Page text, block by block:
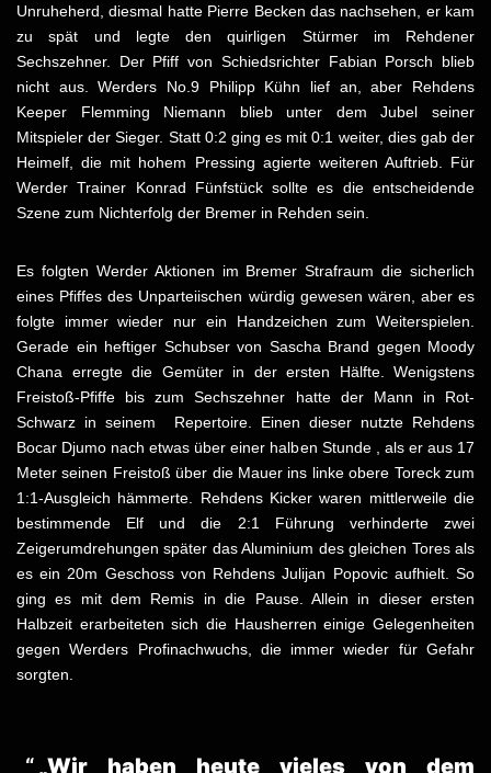
Unruheherd, diesmal hatte Pierre Becken das nachsehen, er kam
zu spät und legte den quirligen Stürmer im Rehdener
Sechszehner. Der Pfiff von Schiedsrichter Fabian Porsch blieb
nicht aus. Werders No.9 Philipp Kühn lief an, aber Rehdens
Keeper Flemming Niemann blieb unter dem Jubel seiner
Mitspieler der Sieger. Statt 0:2 ging es mit 0:1 weiter, dies gab der
Heimelf, die mit hohem Pressing agierte weiteren Auftrieb. Für
Werder Trainer Konrad Fünfstück sollte es die entscheidende
Szene zum Nichterfolg der Bremer in Rehden sein.
Es folgten Werder Aktionen im Bremer Strafraum die sicherlich
eines Pfiffes des Unparteiischen würdig gewesen wären, aber es
folgte immer wieder nur ein Handzeichen zum Weiterspielen.
Gerade ein heftiger Schubser von Sascha Brand gegen Moody
Chana erregte die Gemüter in der ersten Hälfte. Wenigstens
Freistoß-Pfiffe bis zum Sechszehner hatte der Mann in Rot-
Schwarz in seinem Repertoire. Einen dieser nutzte Rehdens
Bocar Djumo nach etwas über einer halben Stunde , als er aus 17
Meter seinen Freistoß über die Mauer ins linke obere Toreck zum
1:1-Ausgleich hämmerte. Rehdens Kicker waren mittlerweile die
bestimmende Elf und die 2:1 Führung verhinderte zwei
Zeigerumdrehungen später das Aluminium des gleichen Tores als
es ein 20m Geschoss von Rehdens Julijan Popovic aufhielt. So
ging es mit dem Remis in die Pause. Allein in dieser ersten
Halbzeit erarbeiteten sich die Hausherren einige Gelegenheiten
gegen Werders Profinachwuchs, die immer wieder für Gefahr
sorgten.
„Wir haben heute vieles von dem